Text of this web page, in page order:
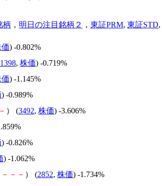
柄 ， 明日の注目銘柄２ ， 東証PRM, 東証STD,
) -0.802%
1398, 株価) -0.719%
) -1.145%
) -0.989%
－ ） (3492, 株価) -3.606%
) -0.826%
) -1.062%
－ － － ） (2852, 株価) -1.734%